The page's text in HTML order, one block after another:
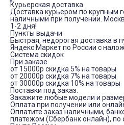
Курьерская доставка
Доставка курьером по крупным
наличными при получении.
1-2 дня!
Пункты выдачи
Быстрая, недорогая доставка в
Яндекс Маркет по России с
Система скидок
При заказе
от 15000р скидка 5% на товары
от 20000р скидка 7% на товары
от 30000р скидка 10% на товары
Поставки под заказ.
Закажите любые модели и
Оплата при получении или
Оплатите заказ наличными,
платежом (Сбербанк онлайн), по